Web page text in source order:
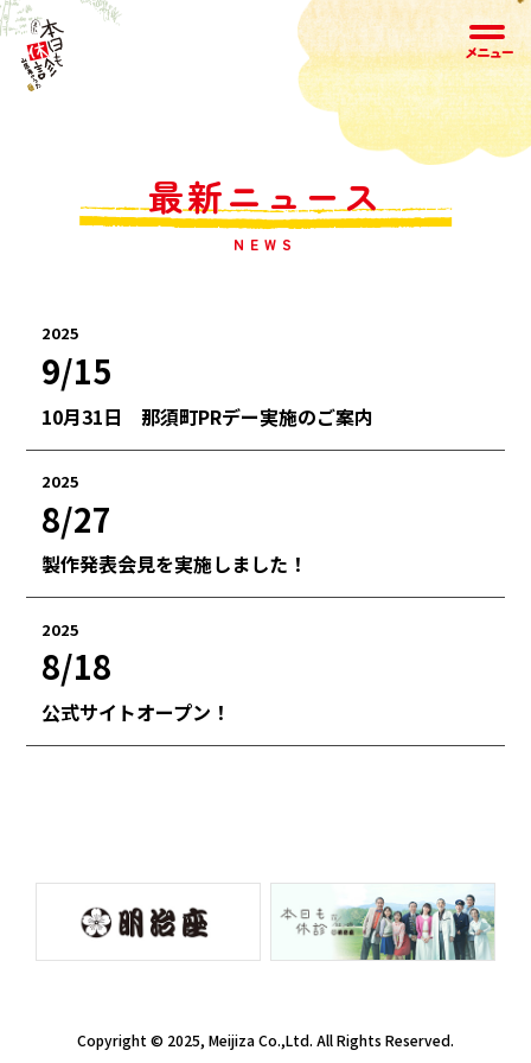
最新ニュース
NEWS
2025
9/15
10月31日 那須町PRデー実施のご案内
2025
8/27
製作発表会見を実施しました！
2025
8/18
公式サイトオープン！
Copyright © 2025, Meijiza Co.,Ltd. All Rights Reserved.